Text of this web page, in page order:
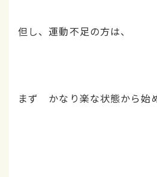
但し、運動不足の方は、
まず かなり楽な状態から始